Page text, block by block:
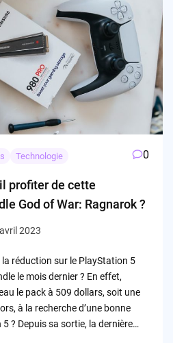
Technologie 0
profiter de cette
God of War: Ragnarok ?
2023
réduction sur le PlayStation 5
le mois dernier ? En effet,
le pack à 509 dollars, soit une
à la recherche d’une bonne
? Depuis sa sortie, la dernière…